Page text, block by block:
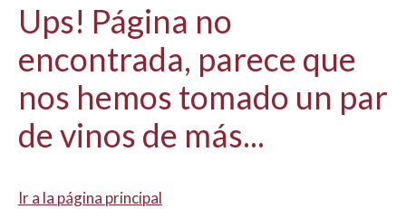
Ups! Página no
encontrada, parece que
nos hemos tomado un par
de vinos de más...
Ir a la página principal